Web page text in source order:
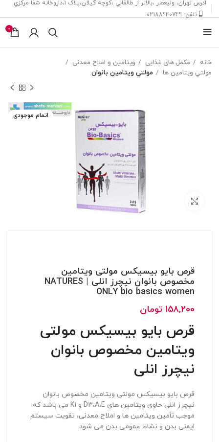
ادرس تهران، ‎وليعصر ،بالاتر از طالقاني ،كوچه گيلان،پلاک ۱،داروخانه شفا مركزي
تلفن: 02188940749
0
خانه مکمل های غذایی
ویتامین و املاح معدنی
مولتي ويتامين ها
مولتي ويتامين بانوان
اتمام موجودی
بزرگنمایی تصویر
قرص بایو بیسیکس مولتی ویتامین
مخصوص بانوان نیچرز انلی | NATURES
ONLY bio basics women
158,200 تومان
قرص بایو بیسیکس مولتی
ویتامین مخصوص بانوان
نیچرز انلی
قرص بایو بیسیکس مولتی ویتامین مخصوص بانوان
نیچرز انلی حاوی ویتامین های D3،A،E و K1 می باشد که
موجب تأمین ویتامین ها و املاح معدنی، تقویت سیستم
ایمنی بدن و نشاط عمومی بدن می شود.